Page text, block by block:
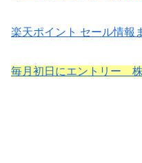
楽天ポイント セール情報
毎月初日にエントリー